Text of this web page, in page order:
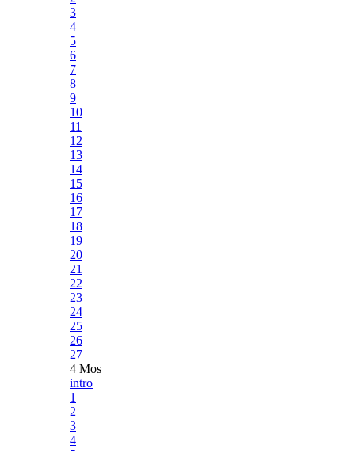
3
4
5
6
7
8
9
10
11
12
13
14
15
16
17
18
19
20
21
22
23
24
25
26
27
4 Mos
intro
1
2
3
4